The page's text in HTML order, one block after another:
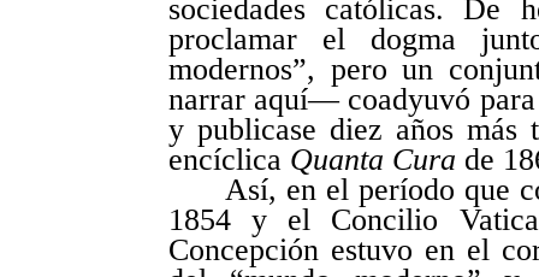
sociedades católicas.
proclamar el dogma
modernos”, pero un
narrar aquí— coadyuvó
y publicase diez años
encíclica Quanta Cura de
Así, en el período que
1854 y el Concilio
Concepción estuvo en el